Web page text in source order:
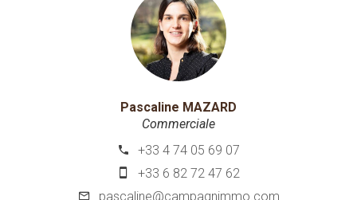
Pascaline MAZARD
Commerciale
+33 4 74 05 69 07
+33 6 82 72 47 62
pascaline@campagnimmo.com